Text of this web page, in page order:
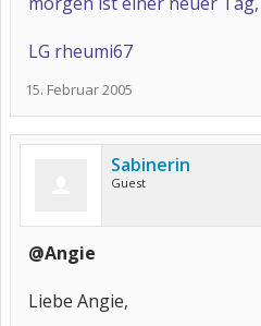
Angie
LG rheumi67
15. Februar 2005
Sabinerin
Guest
@Angie
Liebe Angie,